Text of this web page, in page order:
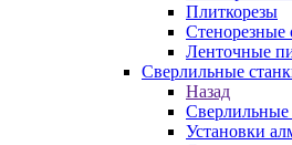
Плиткорезы
Стенорезные
Ленточные
Сверлильные
Назад
Установки